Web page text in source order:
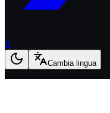
X
Cambia lingua